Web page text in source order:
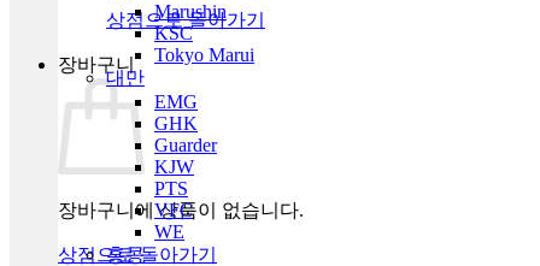
상점으로 돌아가기
장바구니
장바구니에 상품이 없습니다.
상점으로 돌아가기
Marushin
KSC
Tokyo Marui
대만
EMG
GHK
Guarder
KJW
PTS
VFC
WE
홍콩